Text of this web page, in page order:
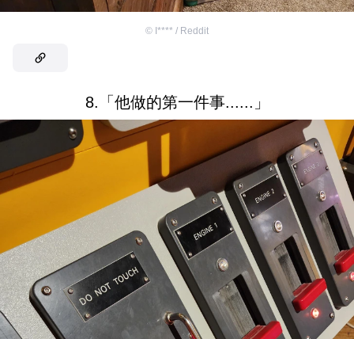
© I**** / Reddit
8.「他做的第一件事......」